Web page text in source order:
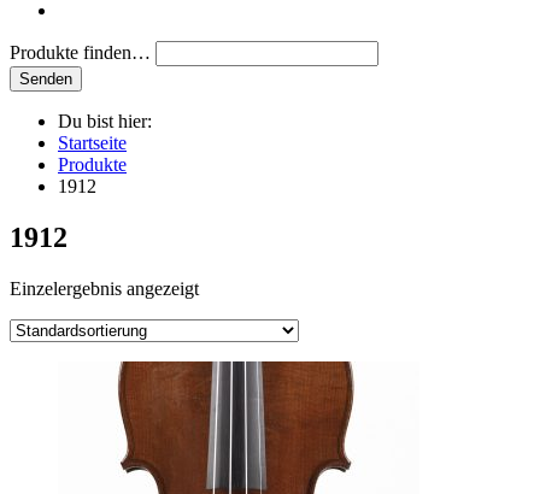
Produkte finden…
Du bist hier:
Startseite
Produkte
1912
1912
Einzelergebnis angezeigt